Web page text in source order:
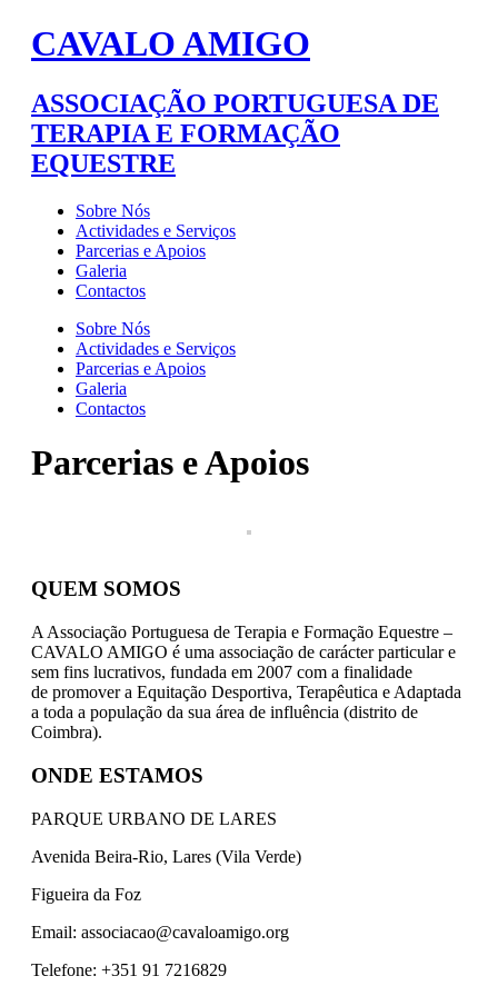
CAVALO AMIGO
ASSOCIAÇÃO PORTUGUESA DE
TERAPIA E FORMAÇÃO
EQUESTRE
Sobre Nós
Actividades e Serviços
Parcerias e Apoios
Galeria
Contactos
Sobre Nós
Actividades e Serviços
Parcerias e Apoios
Galeria
Contactos
Parcerias e Apoios
QUEM SOMOS
A Associação Portuguesa de Terapia e Formação Equestre –
CAVALO AMIGO é uma associação de carácter particular e
sem fins lucrativos, fundada em 2007 com a finalidade
de promover a Equitação Desportiva, Terapêutica e Adaptada
a toda a população da sua área de influência (distrito de
Coimbra).
ONDE ESTAMOS
PARQUE URBANO DE LARES
Avenida Beira-Rio, Lares (Vila Verde)
Figueira da Foz
Email: associacao@cavaloamigo.org
Telefone: +351 91 7216829